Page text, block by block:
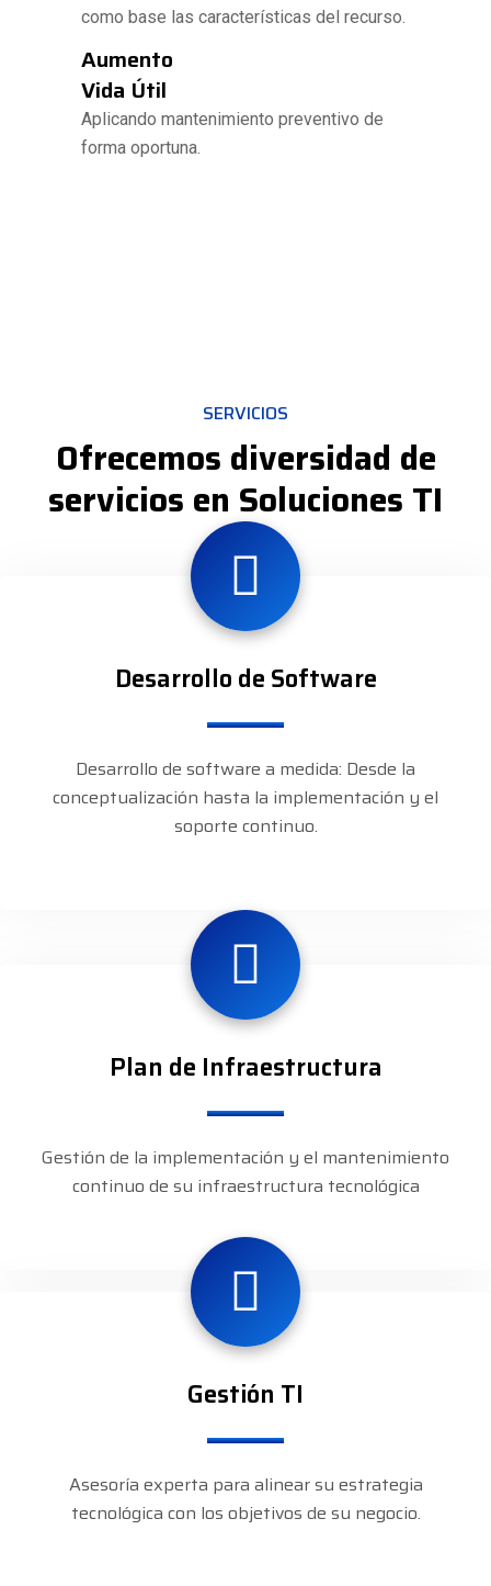
como base las características del recurso.
Aumento
Vida Útil
Aplicando mantenimiento preventivo de
forma oportuna.
SERVICIOS
Ofrecemos diversidad de
servicios en Soluciones TI
Desarrollo de Software
Desarrollo de software a medida: Desde la
conceptualización hasta la implementación y el
soporte continuo.
Plan de Infraestructura
Gestión de la implementación y el mantenimiento
continuo de su infraestructura tecnológica
Gestión TI
Asesoría experta para alinear su estrategia
tecnológica con los objetivos de su negocio.